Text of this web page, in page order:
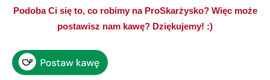
Podoba Ci się to, co robimy na ProSkarżysko? Więc może
postawisz nam kawę? Dziękujemy! :)